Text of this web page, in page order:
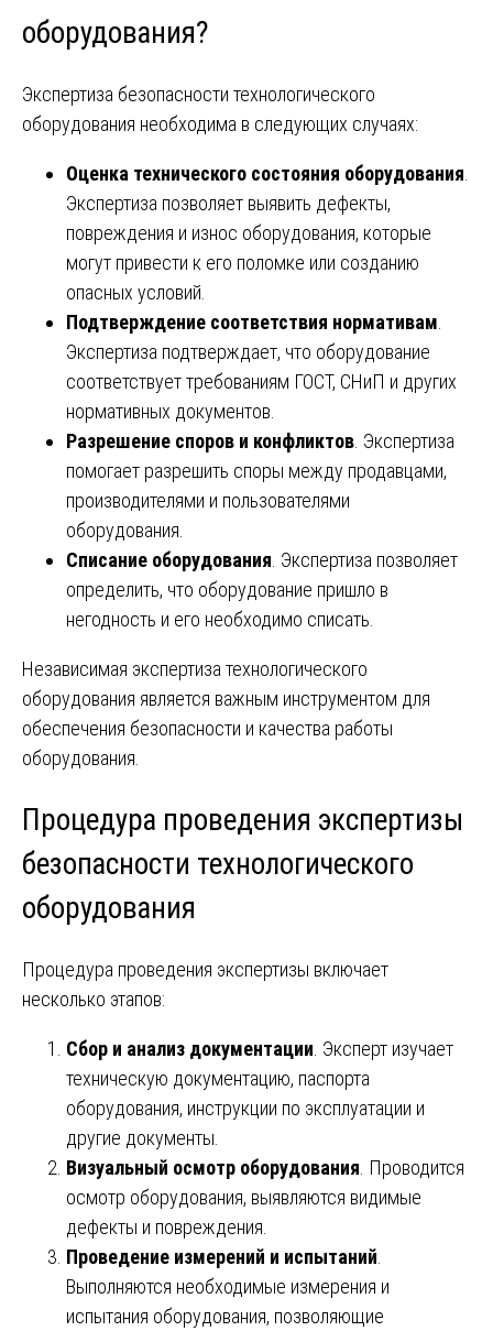
оборудования?
Экспертиза безопасности технологического
оборудования необходима в следующих случаях:
Оценка технического состояния оборудования.
Экспертиза позволяет выявить дефекты,
повреждения и износ оборудования, которые
могут привести к его поломке или созданию
опасных условий.
Подтверждение соответствия нормативам.
Экспертиза подтверждает, что оборудование
соответствует требованиям ГОСТ, СНиП и других
нормативных документов.
Разрешение споров и конфликтов. Экспертиза
помогает разрешить споры между продавцами,
производителями и пользователями
оборудования.
Списание оборудования. Экспертиза позволяет
определить, что оборудование пришло в
негодность и его необходимо списать.
Независимая экспертиза технологического
оборудования является важным инструментом для
обеспечения безопасности и качества работы
оборудования.
Процедура проведения экспертизы
безопасности технологического
оборудования
Процедура проведения экспертизы включает
несколько этапов:
Сбор и анализ документации. Эксперт изучает
техническую документацию, паспорта
оборудования, инструкции по эксплуатации и
другие документы.
Визуальный осмотр оборудования. Проводится
осмотр оборудования, выявляются видимые
дефекты и повреждения.
Проведение измерений и испытаний.
Выполняются необходимые измерения и
испытания оборудования, позволяющие